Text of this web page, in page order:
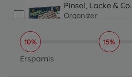
Pinsel, Lacke & Co.
Organizer
Pinsel, Lacke & Co.
10% 15%
Ersparnis